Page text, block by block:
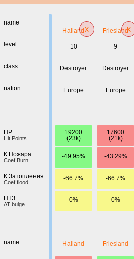
name
level
class
nation
HP
Hit Points
К.Пожара
Coef Burn
К.Затопления
Coef flood
ПТЗ
AT bulge
name
Hallandx
10
Destroyer
Europe
19200
(23k)
-49.95%
-66.7%
0%
Halland
Frieslandx
9
Destroyer
Europe
17600
(21k)
-43.29%
-66.7%
0%
Friesland